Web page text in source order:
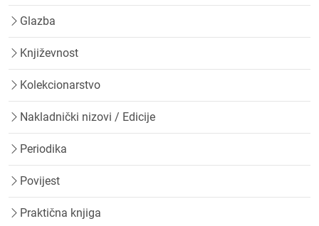
Glazba
Književnost
Kolekcionarstvo
Nakladnički nizovi / Edicije
Periodika
Povijest
Praktična knjiga